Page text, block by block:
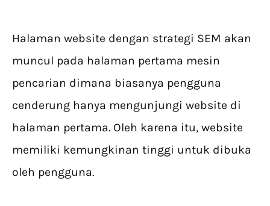
Halaman website dengan strategi SEM akan
muncul pada halaman pertama mesin
pencarian dimana biasanya pengguna
cenderung hanya mengunjungi website di
halaman pertama. Oleh karena itu, website
memiliki kemungkinan tinggi untuk dibuka
oleh pengguna.